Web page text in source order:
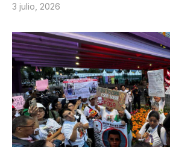
3 julio, 2026